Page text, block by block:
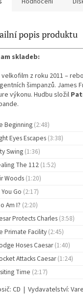
popis produktu
skladeb:
z roku 2011 –
šimpanzů. James
výkonu. Hudbu složil
Beginning (2:48)
Eyes Escapes (3:38)
Swing (1:36)
The 112 (1:52)
Woods (1:20)
Go (2:17)
Am I? (2:20)
Protects Charles (3:58)
Primate Facility (2:45)
Hoses Caesar(1:40)
Attacks Caesar(1:24)
Time (2:17)
CD | Vydavatelství: